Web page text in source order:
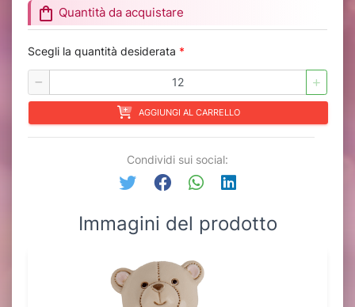
shopping_bag Quantità da acquistare
Scegli la quantità desiderata *
AGGIUNGI AL CARRELLO
Condividi sui social:
Immagini del prodotto